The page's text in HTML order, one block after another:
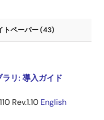
トペーパー (43)
リ: 導入ガイド
Rev.1.10 English